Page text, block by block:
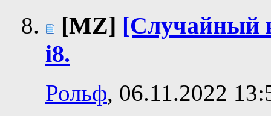
[MZ] [Случайный
i8.
Рольф, 06.11.2022